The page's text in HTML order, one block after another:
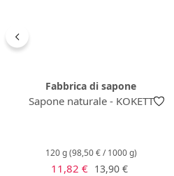
Fabbrica di sapone
Sapone naturale - KOKETT
120 g(98,50 € / 1000 g)
Prezzo di vendita:
11,82 € Prezzo normale:
13,90 €